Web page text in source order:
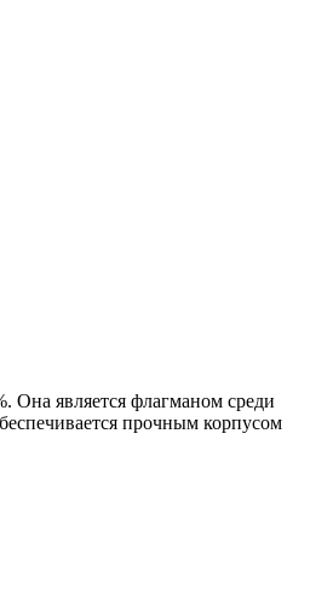
Она является флагманом среди
прочным корпусом